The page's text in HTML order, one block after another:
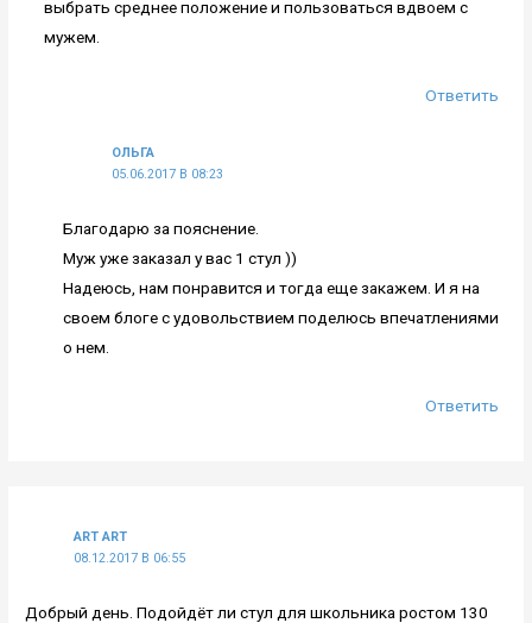
выбрать среднее положение и пользоваться вдвоем с
мужем.
Ответить
ОЛЬГА
05.06.2017 В 08:23
Благодарю за пояснение.
Муж уже заказал у вас 1 стул ))
Надеюсь, нам понравится и тогда еще закажем. И я на
своем блоге с удовольствием поделюсь впечатлениями
о нем.
Ответить
ART ART
08.12.2017 В 06:55
Добрый день. Подойдёт ли стул для школьника ростом 130